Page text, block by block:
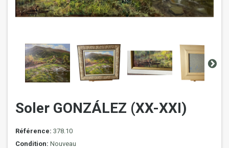
Soler GONZÁLEZ (XX-XXI)
Référence: 378.10
Condition: Nouveau